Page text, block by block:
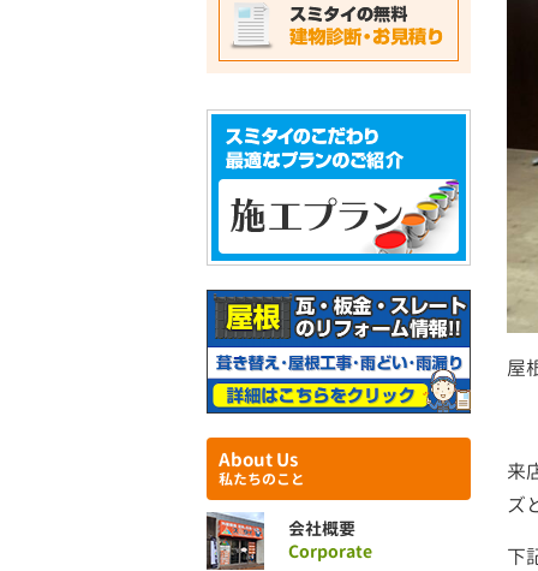
屋
来
ズ
下
About Us
私たちのこと
会社概要
Corporate